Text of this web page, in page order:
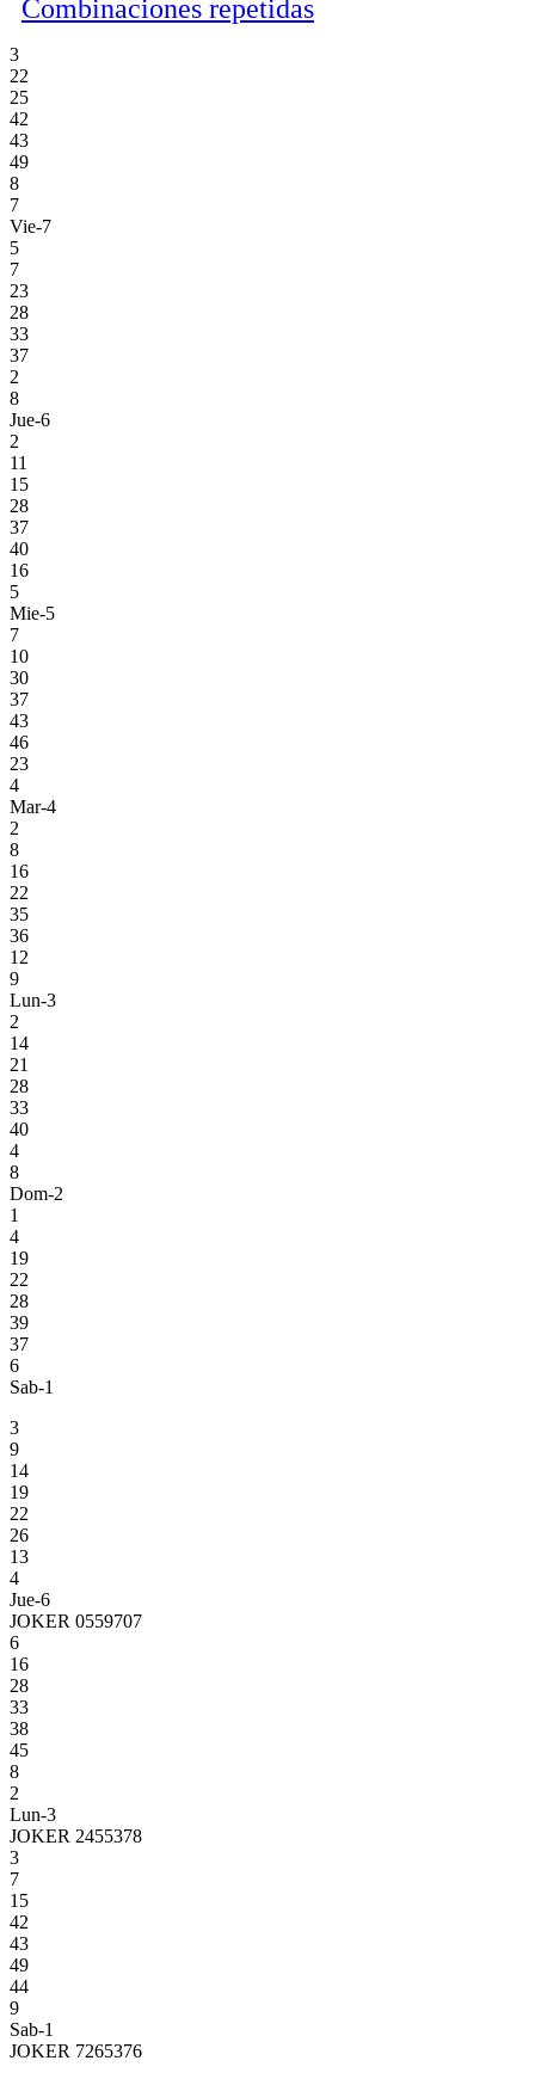
Combinaciones repetidas
3
22
25
42
43
49
8
7
Vie-7
5
7
23
28
33
37
2
8
Jue-6
2
11
15
28
37
40
16
5
Mie-5
7
10
30
37
43
46
23
4
Mar-4
2
8
16
22
35
36
12
9
Lun-3
2
14
21
28
33
40
4
8
Dom-2
1
4
19
22
28
39
37
6
Sab-1
3
9
14
19
22
26
13
4
Jue-6
JOKER 0559707
6
16
28
33
38
45
8
2
Lun-3
JOKER 2455378
3
7
15
42
43
49
44
9
Sab-1
JOKER 7265376